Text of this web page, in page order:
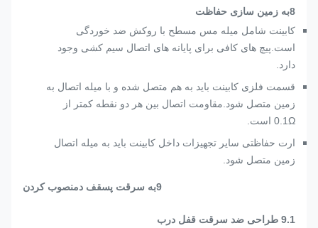
8به زمین سازی حفاظت
کابینت شامل میله مس مسطح با روکش ضد خوردگی
است.پیچ های کافی برای پایانه های اتصال سیم کشی وجود
دارد.
قسمت فلزی کابینت باید به هم متصل شده و با میله اتصال به
زمین متصل شود.مقاومت اتصال بین هر دو نقطه کمتر از
0.1Ω است.
ارت حفاظتی سایر تجهیزات داخل کابینت باید به میله اتصال
زمین متصل شود.
9به سرقت پسقف دمنصوب کردن
9.1 طراحی ضد سرقت قفل درب